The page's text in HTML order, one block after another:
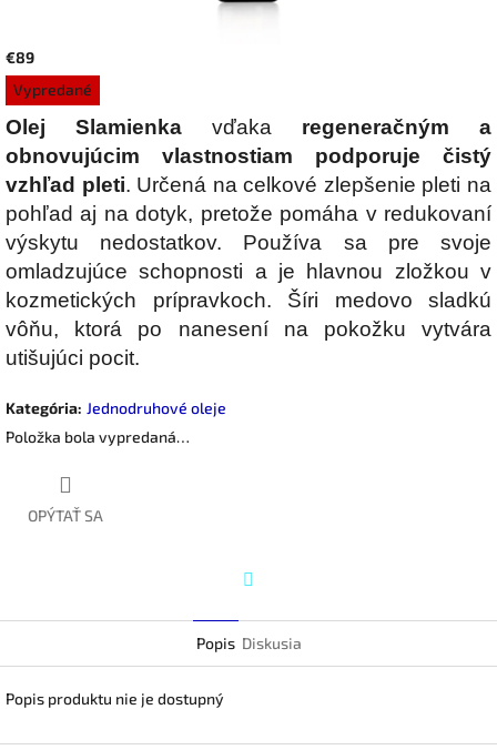
€89
Jednotková
cena:
Vypredané
Olej Slamienka vďaka regeneračným a
obnovujúcim vlastnostiam podporuje čistý
vzhľad pleti. Určená na celkové zlepšenie pleti na
pohľad aj na dotyk, pretože pomáha v redukovaní
výskytu nedostatkov. Používa sa pre svoje
omladzujúce schopnosti a je hlavnou zložkou v
kozmetických prípravkoch. Šíri medovo sladkú
vôňu, ktorá po nanesení na pokožku vytvára
utišujúci pocit.
Kategória: Jednodruhové oleje
Položka bola vypredaná…
OPÝTAŤ SA
Popis Diskusia
Popis produktu nie je dostupný